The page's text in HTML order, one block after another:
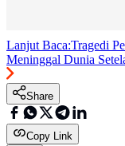
Lanjut Baca:Tragedi
Meninggal Dunia
Share
Copy Link